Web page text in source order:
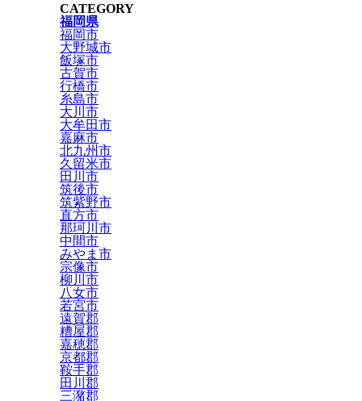
CATEGORY
福岡県
福岡市
大野城市
飯塚市
古賀市
行橋市
糸島市
大川市
大牟田市
嘉麻市
北九州市
久留米市
田川市
筑後市
筑紫野市
直方市
那珂川市
中間市
みやま市
宗像市
柳川市
八女市
若宮市
遠賀郡
糟屋郡
嘉穂郡
京都郡
鞍手郡
田川郡
三潴郡